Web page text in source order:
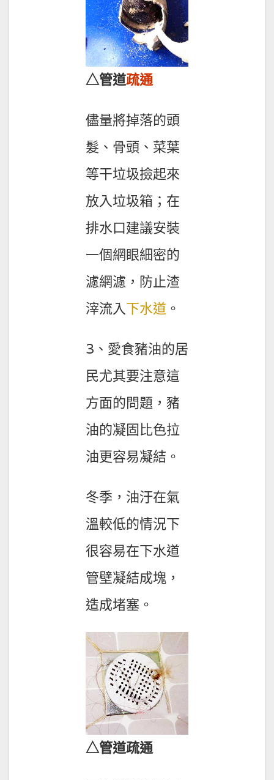
△管道疏通
儘量將掉落的頭
髮、骨頭、菜葉
等干垃圾撿起來
放入垃圾箱；在
排水口建議安裝
一個網眼細密的
濾網濾，防止渣
滓流入下水道 。
3、愛食豬油的居
民尤其要注意這
方面的問題，豬
油的凝固比色拉
油更容易凝結。
冬季，油汙在氣
溫較低的情況下
很容易在下水道
管壁凝結成塊，
造成堵塞。
△管道疏通